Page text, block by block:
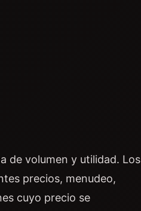
de volumen y utilidad. Los
precios, menudeo,
cuyo precio se